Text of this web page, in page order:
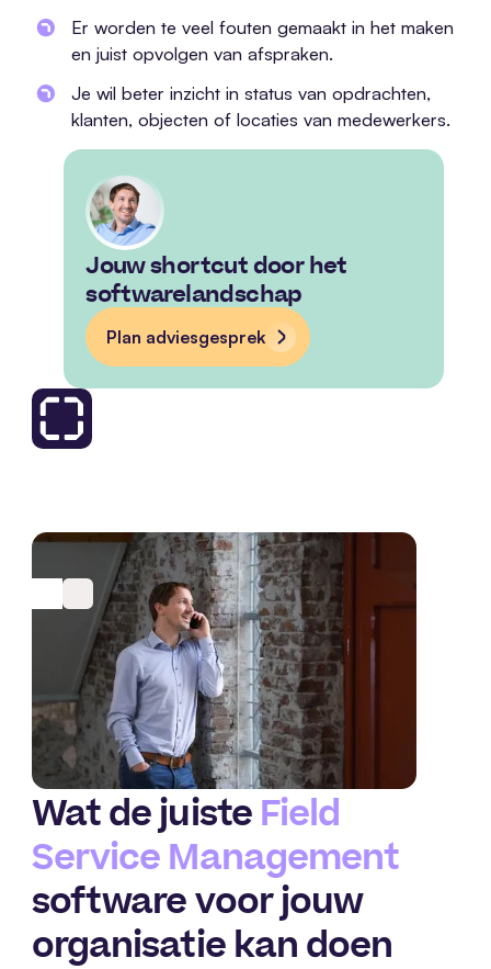
Er worden te veel fouten gemaakt in het maken
en juist opvolgen van afspraken.
Je wil beter inzicht in status van opdrachten,
klanten, objecten of locaties van medewerkers.
Jouw shortcut door het
softwarelandschap
Plan adviesgesprek
Wat de juisteField
Service Management
software voor jouw
organisatie kan doen